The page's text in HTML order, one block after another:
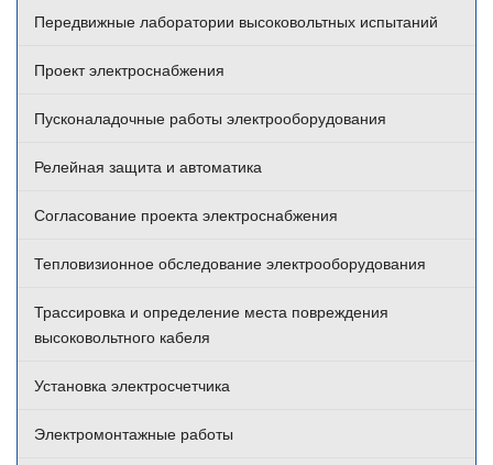
Передвижные лаборатории высоковольтных испытаний
Проект электроснабжения
Пусконаладочные работы электрооборудования
Релейная защита и автоматика
Согласование проекта электроснабжения
Тепловизионное обследование электрооборудования
Трассировка и определение места повреждения
высоковольтного кабеля
Установка электросчетчика
Электромонтажные работы